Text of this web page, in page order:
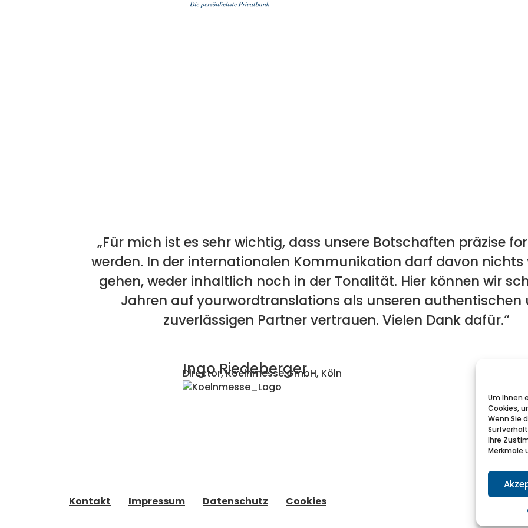
Um Ihnen
Cookies,
Wenn Sie
Ihre
Merkmale
„Für mich ist es sehr wichtig, dass unsere Botschaften präzise
werden. In der internationalen Kommunikation darf davon nichts
gehen, weder inhaltlich noch in der Tonalität. Hier können wir
Jahren auf yourwordtranslations als unseren authentischen
zuverlässigen Partner vertrauen. Vielen Dank dafür.“
Ingo Riedeberger
Director, Koelnmesse GmbH, Köln
Kontakt Impressum Datenschutz Cookies